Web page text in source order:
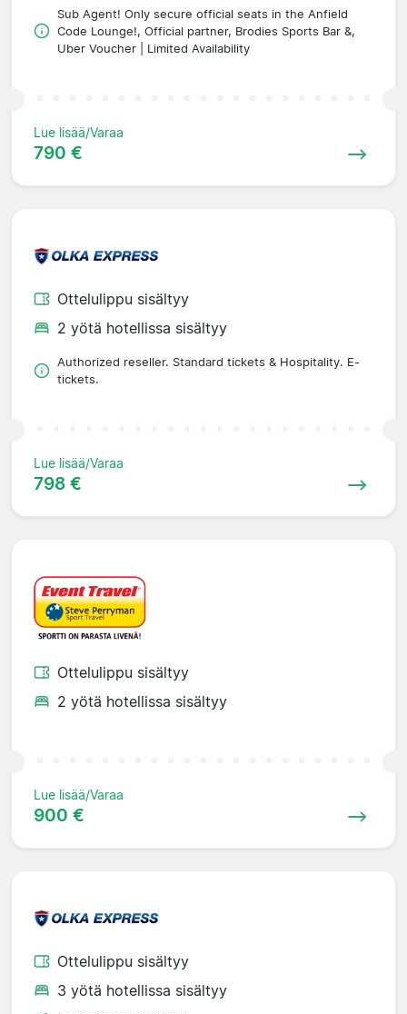
Sub Agent! Only secure official seats in the Anfield
Code Lounge!, Official partner, Brodies Sports Bar &,
Uber Voucher | Limited Availability
Lue lisää/Varaa
790 €
Ottelulippu sisältyy
2 yötä hotellissa sisältyy
Authorized reseller. Standard tickets & Hospitality. E-
tickets.
Lue lisää/Varaa
798 €
Ottelulippu sisältyy
2 yötä hotellissa sisältyy
Lue lisää/Varaa
900 €
Ottelulippu sisältyy
3 yötä hotellissa sisältyy